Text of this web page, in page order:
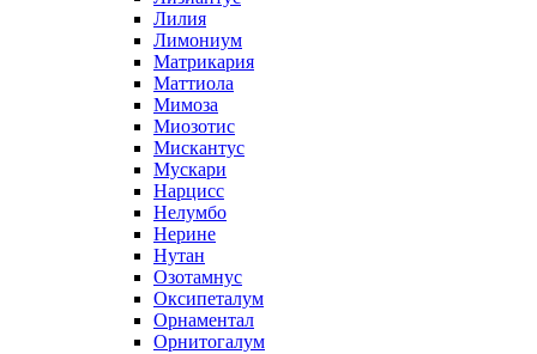
Лилия
Лимониум
Матрикария
Маттиола
Мимоза
Миозотис
Мискантус
Мускари
Нарцисс
Нелумбо
Нерине
Нутан
Озотамнус
Оксипеталум
Орнаментал
Орнитогалум